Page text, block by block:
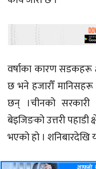
वर्षाका कारण सडकहरू
छ भने हजारौँ
छन् ।चीनको सरकारी
बेइजिङको उत्तरी पहाडी
भएको हो । शनिबारदेखि